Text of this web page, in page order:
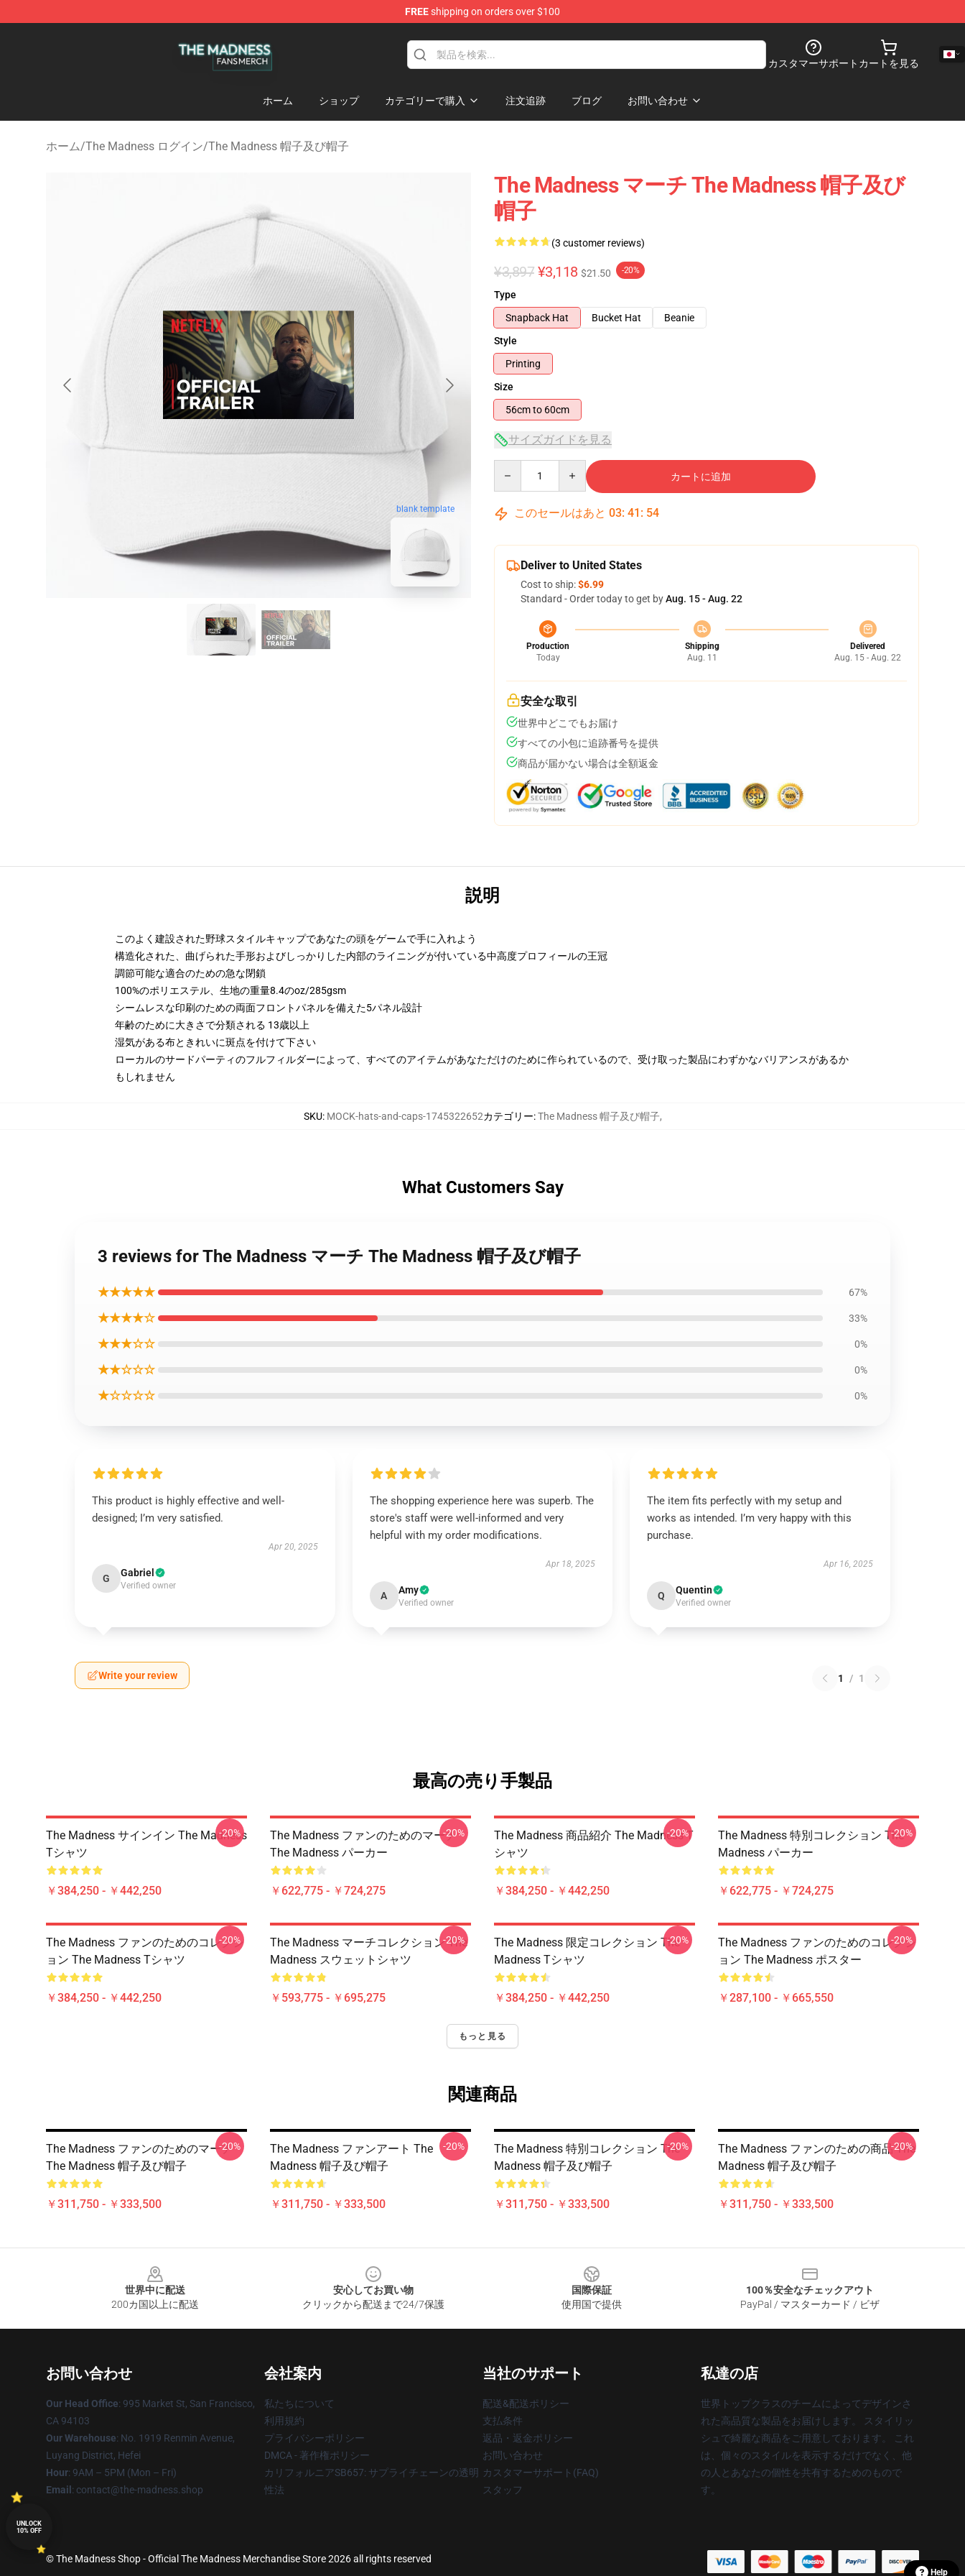
FREEshipping on orders over $100
カスタマーサポート カートを見る
ホーム ショップ カテゴリーで購入 注文追跡 ブログ お問い合わせ
ホーム/The Madness ログイン/The Madness 帽子及び帽子
blank template
The Madness マーチ The Madness 帽子及び
帽子
(3 customer reviews)
¥3,897 ¥3,118 $21.50 -20%
Type
Snapback Hat
Bucket Hat
Beanie
Style
Printing
Size
56cm to 60cm
サイズガイドを見る
カートに追加
このセールはあと 03: 41 : 53
Deliver to United States
Cost to ship:$6.99
Standard - Order today to get byAug. 15 - Aug. 22
Production
Today
Shipping
Aug. 11
Delivered
Aug. 15 - Aug. 22
安全な取引
世界中どこでもお届け
すべての小包に追跡番号を提供
商品が届かない場合は全額返金
説明
このよく建設された野球スタイルキャップであなたの頭をゲームで手に入れよう
構造化された、曲げられた手形およびしっかりした内部のライニングが付いている中高度プロフィールの王冠
調節可能な適合のための急な閉鎖
100%のポリエステル、生地の重量8.4のoz/285gsm
シームレスな印刷のための両面フロントパネルを備えた5パネル設計
年齢のために大きさで分類される 13歳以上
湿気がある布ときれいに斑点を付けて下さい
ローカルのサードパーティのフルフィルダーによって、すべてのアイテムがあなただけのために作られているので、受け取った製品にわずかなバリアンスがあるか
もしれません
SKU: MOCK-hats-and-caps-1745322652カテゴリー:The Madness 帽子及び帽子,
What Customers Say
3 reviews for The Madness マーチ The Madness 帽子及び帽子
★★★★★ 67%
★★★★☆ 33%
★★★☆☆ 0%
★★☆☆☆ 0%
★☆☆☆☆ 0%
This product is highly effective and well-
designed; I’m very satisfied.
Apr 20, 2025
G Gabriel
Verified owner
The shopping experience here was superb. The
store's staff were well-informed and very
helpful with my order modifications.
Apr 18, 2025
A Amy
Verified owner
The item fits perfectly with my setup and
works as intended. I’m very happy with this
purchase.
Apr 16, 2025
Q Quentin
Verified owner
Write your review 1 / 1
最高の売り手製品
The Madness サインイン The Madness
Tシャツ
￥384,250 - ￥442,250
-20%
The Madness ファンのためのマーチ
The Madness パーカー
￥622,775 - ￥724,275
-20%
The Madness 商品紹介 The Madness T
シャツ
￥384,250 - ￥442,250
-20%
The Madness 特別コレクション The
Madness パーカー
￥622,775 - ￥724,275
-20%
The Madness ファンのためのコレクシ
ョン The Madness Tシャツ
￥384,250 - ￥442,250
-20%
The Madness マーチコレクション The
Madness スウェットシャツ
￥593,775 - ￥695,275
-20%
The Madness 限定コレクション The
Madness Tシャツ
￥384,250 - ￥442,250
-20%
The Madness ファンのためのコレクシ
ョン The Madness ポスター
￥287,100 - ￥665,550
-20%
もっと見る
関連商品
The Madness ファンのためのマーチ
The Madness 帽子及び帽子
￥311,750 - ￥333,500
-20%
The Madness ファンアート The
Madness 帽子及び帽子
￥311,750 - ￥333,500
-20%
The Madness 特別コレクション The
Madness 帽子及び帽子
￥311,750 - ￥333,500
-20%
The Madness ファンのための商品 The
Madness 帽子及び帽子
￥311,750 - ￥333,500
-20%
世界中に配送
200カ国以上に配送
安心してお買い物
クリックから配送まで24/7保護
国際保証
使用国で提供
100％安全なチェックアウト
PayPal / マスターカード / ビザ
お問い合わせ
Our Head Office: 995 Market St, San Francisco,
CA 94103
Our Warehouse: No. 1919 Renmin Avenue,
Luyang District, Hefei
Hour: 9AM – 5PM (Mon – Fri)
Email : contact@the-madness.shop
会社案内
私たちについて
利用規約
プライバシーポリシー
DMCA - 著作権ポリシー
カリフォルニアSB657: サプライチェーンの透明
性法
当社のサポート
配送&配送ポリシー
支払条件
返品・返金ポリシー
お問い合わせ
カスタマーサポート(FAQ)
スタッフ
私達の店
世界トップクラスのチームによってデザインさ
れた高品質な製品をお届けします。 スタイリッ
シュで綺麗な商品をご用意しております。 これ
は、個々のスタイルを表示するだけでなく、他
の人とあなたの個性を共有するためのもので
す。
© The Madness Shop - Official The Madness Merchandise Store 2026 all rights reserved
Help
UNLOCK
10% OFF